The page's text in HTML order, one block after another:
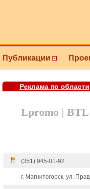
Публикации
Реклама по области
Lpromo |
(351) 945-01-92
г. Магнитогорск, ул.